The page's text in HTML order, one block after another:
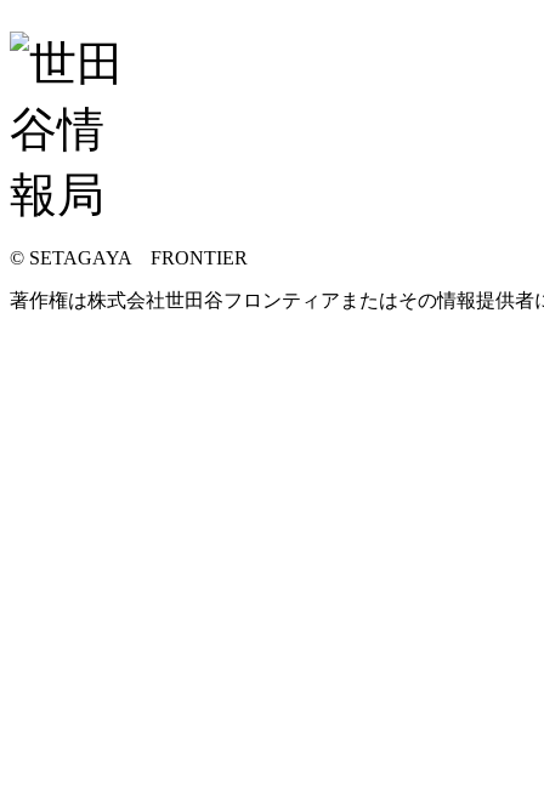
© SETAGAYA FRONTIER
著作権は株式会社世田谷フロンティアまたはその情報提供者